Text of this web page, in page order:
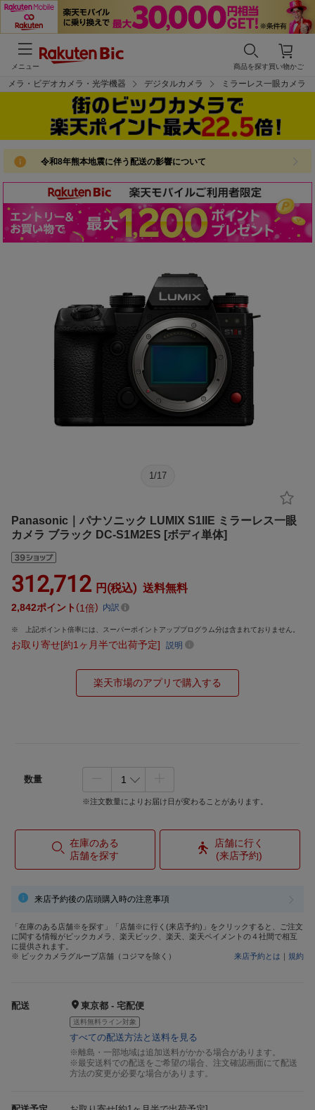
買い物かご
商品を探す
メニュー
カメラ・ビデオカメラ・光学機器 デジタルカメラ ミラーレス一眼カメラ
令和8年熊本地震に伴う配送の影響について
1 /17
Panasonic｜パナソニック LUMIX S1IIE ミラーレス一眼
カメラ ブラック DC-S1M2ES [ボディ単体]
312,712 円(税込) 送料無料
2,842ポイント 1倍 内訳
上記ポイント倍率には、スーパーポイントアッププログラム分は含まれておりません。
お取り寄せ[約1ヶ月半で出荷予定] 説明
楽天市場のアプリで購入する
数量
※注文数量によりお届け日が変わることがあります。
在庫のある
店舗を探す
店舗に行く
(来店予約)
来店予約後の店頭購入時の注意事項
「在庫のある店舗※を探す」「店舗※に行く(来店予約)」をクリックすると、ご注文
に関する情報がビックカメラ、楽天ビック、楽天、楽天ペイメントの４社間で相互
に提供されます。
※ ビックカメラグループ店舗（コジマを除く）
来店予約とは ｜ 規約
配送 東京都 - 宅配便
送料無料ライン対象
すべての配送方法と送料を見る
※離島・一部地域は追加送料がかかる場合があります。
※最安送料での配送をご希望の場合、注文確認画面にて配送
方法の変更が必要な場合があります。